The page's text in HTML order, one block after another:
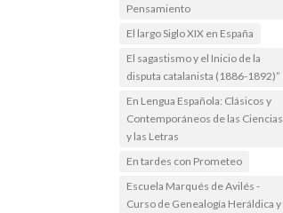
Pensamiento
El largo Siglo XIX en España
El sagastismo y el Inicio de la
disputa catalanista (1886-1892)”
En Lengua Española: Clásicos y
Contemporáneos de las Ciencias
y las Letras
En tardes con Prometeo
Escuela Marqués de Avilés -
Curso de Genealogía Heráldica y